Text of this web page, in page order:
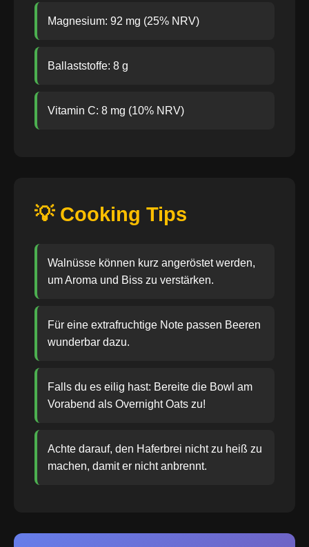
Magnesium: 92 mg (25% NRV)
Ballaststoffe: 8 g
Vitamin C: 8 mg (10% NRV)
💡 Cooking Tips
Walnüsse können kurz angeröstet werden,
um Aroma und Biss zu verstärken.
Für eine extrafruchtige Note passen Beeren
wunderbar dazu.
Falls du es eilig hast: Bereite die Bowl am
Vorabend als Overnight Oats zu!
Achte darauf, den Haferbrei nicht zu heiß zu
machen, damit er nicht anbrennt.